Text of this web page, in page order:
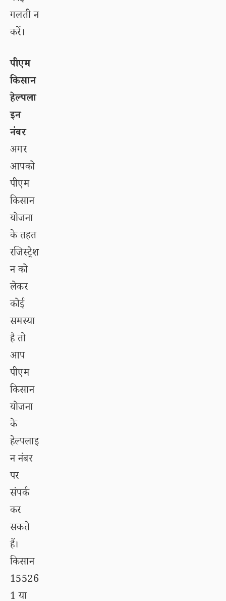
गलती न
करें।
पीएम
किसान
हेल्पला
इन
नंबर
अगर
आपको
पीएम
किसान
योजना
के तहत
रजिस्ट्रेश
न को
लेकर
कोई
समस्या
है तो
आप
पीएम
किसान
योजना
के
हेल्पलाइ
न नंबर
पर
संपर्क
कर
सकते
हैं।
किसान
15526
1 या